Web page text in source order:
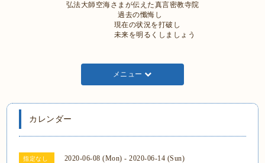
弘法大師空海さまが伝えた真言密教寺院
過去の懺悔し
現在の状況を打破し
未来を明るくしましょう
メニュー
カレンダー
指定なし 2020-06-08 (Mon) - 2020-06-14 (Sun)